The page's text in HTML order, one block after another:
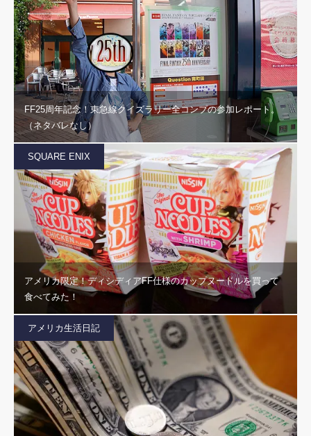
FF25周年記念！東急線クイズラリー全コンプの参加レポート。
（ネタバレなし）
SQUARE ENIX
アメリカ限定！ディシディアFF仕様のカップヌードルを買って
食べてみた！
アメリカ生活日記